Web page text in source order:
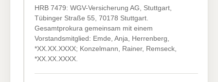
HRB 7479: WGV-Versicherung AG, Stuttgart,
Tübinger Straße 55, 70178 Stuttgart.
Gesamtprokura gemeinsam mit einem
Vorstandsmitglied: Emde, Anja, Herrenberg,
*XX.XX.XXXX; Konzelmann, Rainer, Remseck,
*XX.XX.XXXX.